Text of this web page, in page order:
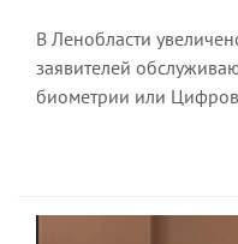
В Ленобласти
заявителей
биометрии или